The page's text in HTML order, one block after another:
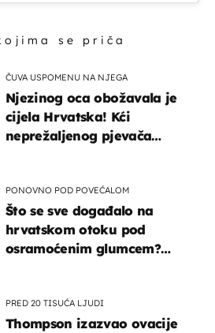
se priča
ČUVA USPOMENU NA NJEGA
Njezinog oca obožavala je
cijela Hrvatska! Kći
neprežaljenog pjevača
PONOVNO POD POVEĆALOM
Što se sve događalo na
hrvatskom otoku pod
osramoćenim glumcem?
PRED 20 TISUĆA LJUDI
Thompson izazvao ovacije